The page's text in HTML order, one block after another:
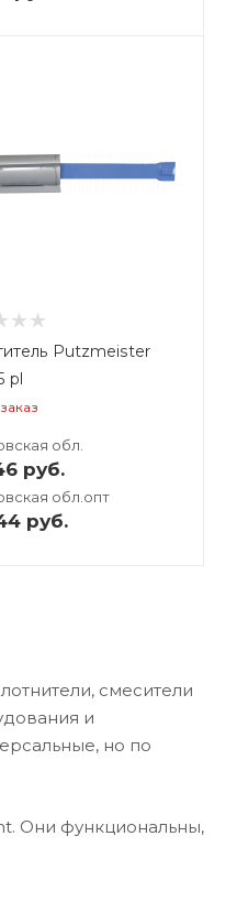
Putzmeister
pl
обл.
руб.
обл.опт
руб.
смесители
и
но по
Они функциональны,